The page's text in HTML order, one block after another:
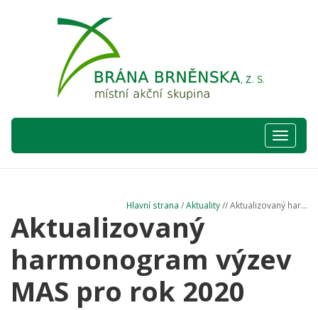
Hlavní
nabídka
Hlavní strana /Aktuality// Aktualizovaný har...
Aktualizovaný
harmonogram výzev
MAS pro rok 2020